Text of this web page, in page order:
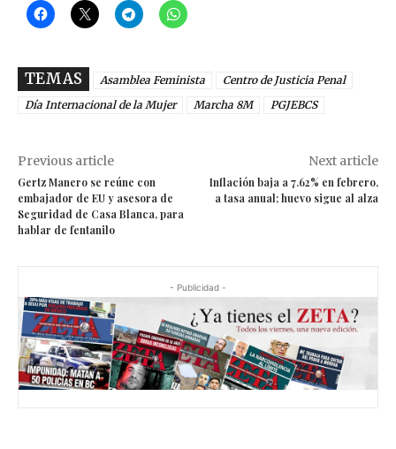
TEMAS Asamblea Feminista
Centro de Justicia Penal
Día Internacional de la Mujer
Marcha 8M PGJEBCS
Previous article
Gertz Manero se reúne con
embajador de EU y asesora de
Seguridad de Casa Blanca, para
hablar de fentanilo
Next article
Inflación baja a 7.62% en febrero,
a tasa anual; huevo sigue al alza
- Publicidad -